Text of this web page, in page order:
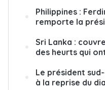
Philippines :
remporte la
Sri Lanka :
des heurts qui
Le président
à la reprise du